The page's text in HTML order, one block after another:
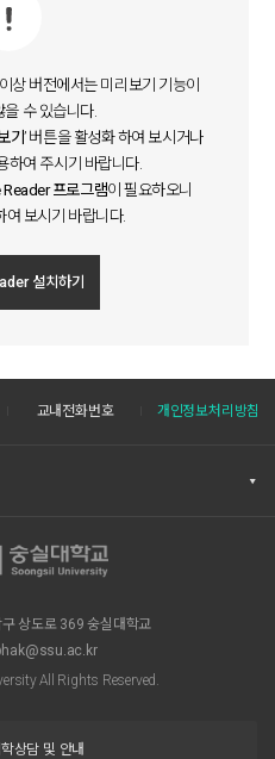
이상 버전에서는 미리보기 기능이
수 있습니다.
기’ 버튼을 활성화 하여 보시거나
하여 주시기 바랍니다.
프로그램이 필요하오니
여 보시기 바랍니다.
설치하기
교내전화번호 개인정보처리방침
상도로 369 숭실대학교
All Rights Reserved.
상담 및 안내